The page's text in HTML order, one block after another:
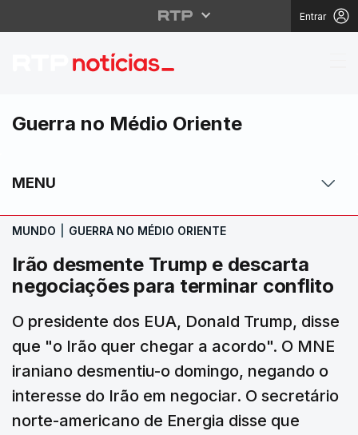
Entrar
Irão desmente
Guerra no Médio Oriente
MENU
MUNDO GUERRA NO MÉDIO ORIENTE
Irão desmente Trump e descarta
negociações para terminar conflito
O presidente dos EUA, Donald Trump, disse
que "o Irão quer chegar a acordo". O MNE
iraniano desmentiu-o domingo, negando o
interesse do Irão em negociar. O secretário
norte-americano de Energia disse que